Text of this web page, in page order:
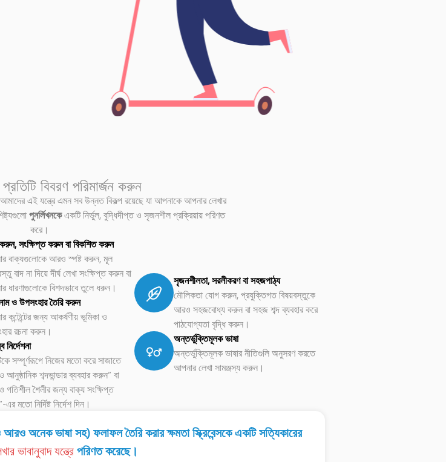
বিবরণ পরিমার্জন করুন
এই যন্ত্রে এমন সব উন্নত বিকল্প রয়েছে যা আপনাকে আপনার লেখার
পুনর্লিখনকেএকটি নির্ভুল, বুদ্ধিদীপ্ত ও সৃজনশীল প্রক্রিয়ায় পরিণত
করে।
সংক্ষিপ্ত করুন বা বিকশিত করুন
বাক্যগুলোকে আরও স্পষ্ট করুন, মূল
বাদ না দিয়ে দীর্ঘ লেখা সংক্ষিপ্ত করুন বা
ধারণাগুলোকে বিশদভাবে তুলে ধরুন।
ও উপসংহার তৈরি করুন
কন্টেন্টের জন্য আকর্ষণীয় ভূমিকা ও
রচনা করুন।
নির্দেশনা
সম্পূর্ণরূপে নিজের মতো করে সাজাতে
শব্দভান্ডার ব্যবহার করুন” বা
গতিশীল শৈলীর জন্য বাক্য সংক্ষিপ্ত
মতো নির্দিষ্ট নির্দেশ দিন।
সৃজনশীলতা, সরলীকরণ বা সহজপাঠ্য
মৌলিকতা যোগ করুন, প্রযুক্তিগত বিষয়বস্তুকে
আরও সহজবোধ্য করুন বা সহজ শব্দ ব্যবহার করে
পাঠযোগ্যতা বৃদ্ধি করুন।
অন্তর্ভুক্তিমূলক ভাষা
অন্তর্ভুক্তিমূলক ভাষার নীতিগুলি অনুসরণ করতে
আপনার লেখা সামঞ্জস্য করুন।
আরও অনেক ভাষা সহ) ফলাফল তৈরি করার ক্ষমতা স্ক্রিবেন্সকে একটি সত্যিকারের
ভাবানুবাদ যন্ত্রেপরিণত করেছে।